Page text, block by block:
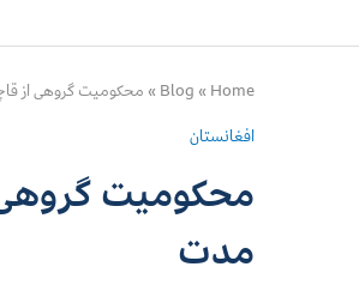
Home
»
Blog
» محکومیت گروهی از
افغانستان
محکومیت گروهی
مدت